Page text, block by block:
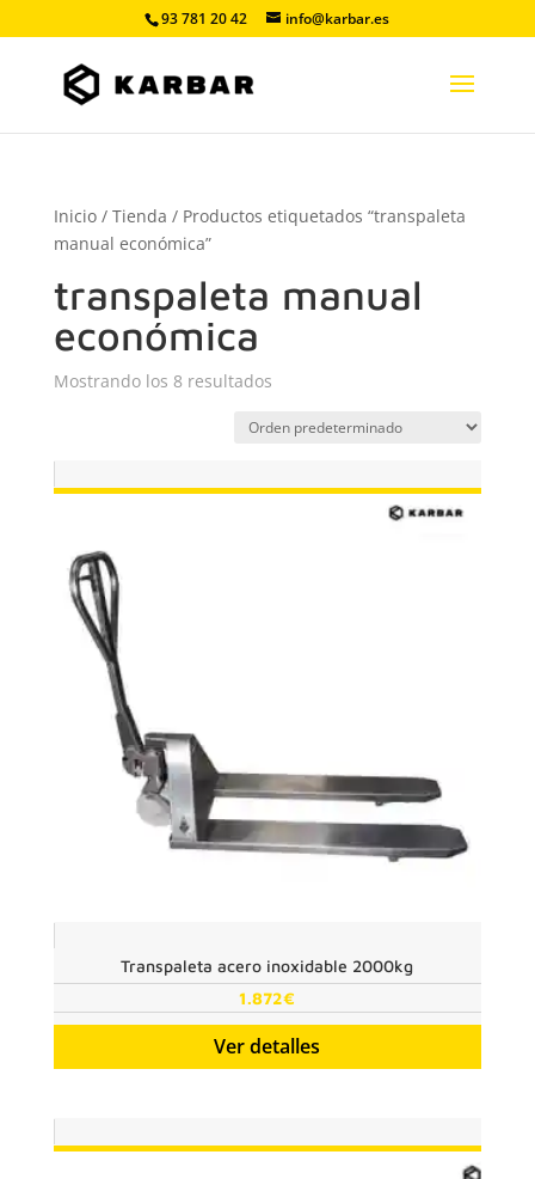
93 781 20 42 info@karbar.es
Inicio/ Tienda / Productos etiquetados “transpaleta
manual económica”
transpaleta manual
económica
Mostrando los 8 resultados
Transpaleta acero inoxidable 2000kg
1.872€
Ver detalles